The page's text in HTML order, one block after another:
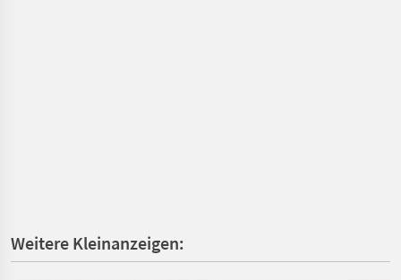
Weitere Kleinanzeigen: